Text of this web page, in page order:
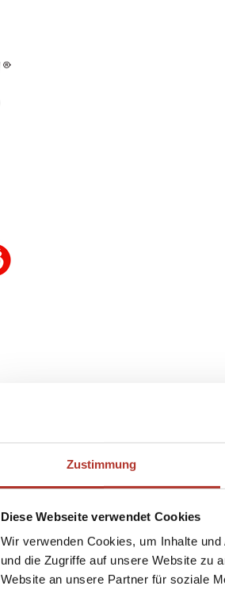
Zustimmung
Diese Webseite verwendet Cookies
Wir verwenden Cookies, um Inhalte
und die Zugriffe auf unsere Website zu
Website an unsere Partner für soziale